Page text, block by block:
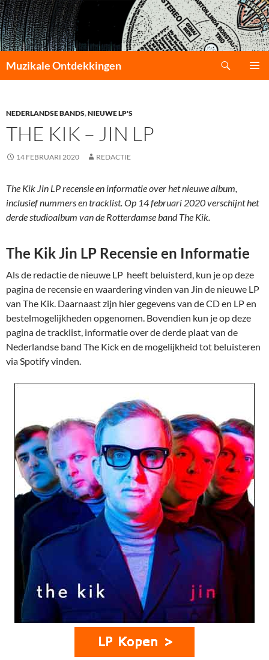
Muzikale Ontdekkingen
INHOUD
NEDERLANDSE BANDS,NIEUWE LP'S
THE KIK – JIN LP
14 FEBRUARI 2020 REDACTIE
The Kik Jin LP recensie en informatie over het nieuwe album,
inclusief nummers en tracklist. Op 14 februari 2020 verschijnt het
derde studioalbum van de Rotterdamse band The Kik.
The Kik Jin LP Recensie en Informatie
Als de redactie de nieuwe LP heeft beluisterd, kun je op deze
pagina de recensie en waardering vinden van Jin de nieuwe LP
van The Kik. Daarnaast zijn hier gegevens van de CD en LP en
bestelmogelijkheden opgenomen. Bovendien kun je op deze
pagina de tracklist, informatie over de derde plaat van de
Nederlandse band The Kick en de mogelijkheid tot beluisteren
via Spotify vinden.